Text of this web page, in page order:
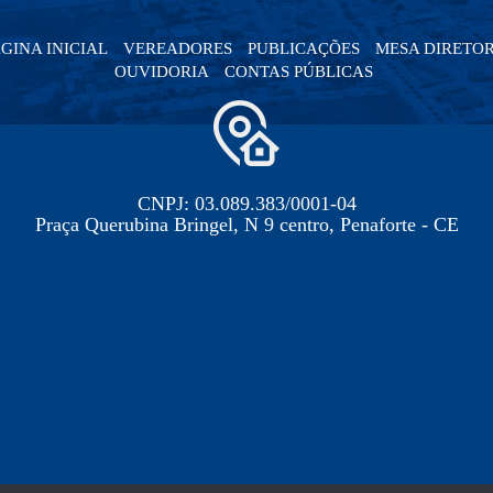
INICIAL VEREADORES PUBLICAÇÕES
MESA
OUVIDORIA
CONTAS PÚBLICAS
CNPJ: 03.089.383/0001-04
Praça Querubina Bringel, N 9 centro, Penaforte - CE